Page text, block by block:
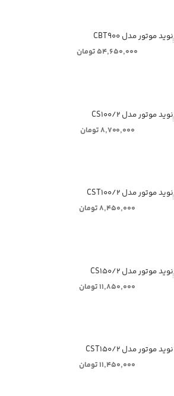
ٖٖٖٖٖنوید موتور مدل CBT۹۰۰
۵۴,۶۵۰,۰۰۰ تومان
ٖٖٖٖٖنوید موتور مدل CS۱۰۰/۲
۸,۷۰۰,۰۰۰ تومان
ٖٖٖٖٖنوید موتور مدل CST۱۰۰/۲
۸,۴۵۰,۰۰۰ تومان
ٖٖٖٖٖنوید موتور مدل CS۱۵۰/۲
۱۱,۸۵۰,۰۰۰ تومان
نوید موتور مدل CST۱۵۰/۲
۱۱,۴۵۰,۰۰۰ تومان